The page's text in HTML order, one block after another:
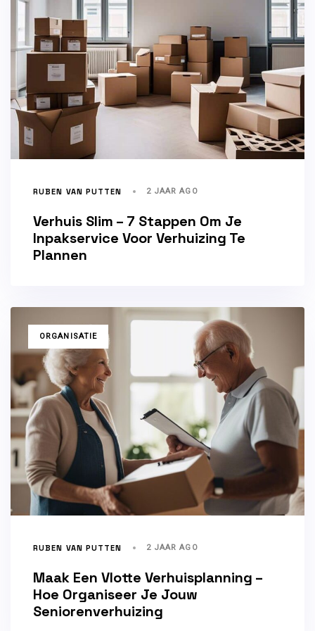
RUBEN VAN PUTTEN 2 JAAR AGO
Verhuis Slim – 7 Stappen Om Je
Inpakservice Voor Verhuizing Te
Plannen
TAGSORGANISATIE
RUBEN VAN PUTTEN 2 JAAR AGO
Maak Een Vlotte Verhuisplanning –
Hoe Organiseer Je Jouw
Seniorenverhuizing